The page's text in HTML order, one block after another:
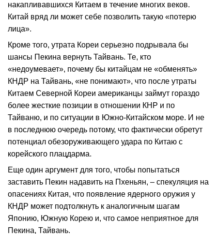
накапливавшихся Китаем в течение многих веков.
Китай вряд ли может себе позволить такую «потерю
лица».
Кроме того, утрата Кореи серьезно подрывала бы
шансы Пекина вернуть Тайвань. Те, кто
«недоумевает», почему бы китайцам не «обменять»
КНДР на Тайвань, «не понимают», что после утраты
Китаем Северной Кореи американцы займут гораздо
более жесткие позиции в отношении КНР и по
Тайваню, и по ситуации в Южно-Китайском море. И не
в последнюю очередь потому, что фактически обретут
потенциал обезоруживающего удара по Китаю с
корейского плацдарма.
Еще один аргумент для того, чтобы попытаться
заставить Пекин надавить на Пхеньян, – спекуляция на
опасениях Китая, что появление ядерного оружия у
КНДР может подтолкнуть к аналогичным шагам
Японию, Южную Корею и, что самое неприятное для
Пекина, Тайвань.